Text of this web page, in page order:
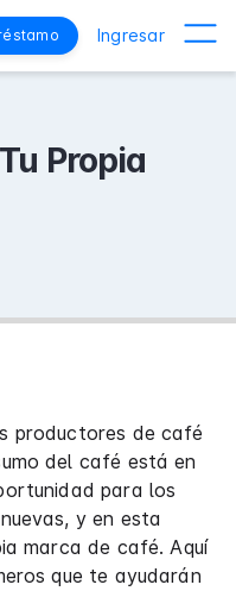
Ingresar
Propia
productores de café
del café está en
para los
y en esta
marca de café. Aquí
que te ayudarán